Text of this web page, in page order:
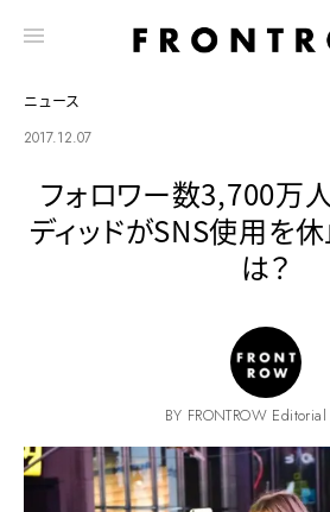
ニュース
2017.12.07
フォロワー数3,700万
ディッドがSNS使用を
は？
BY FRONTROW